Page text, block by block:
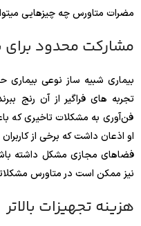
مضرات متاورس چه چیزهایی
مشارکت محدود برای
بیماری شبیه ساز نوعی بیماری
فن‌آوری به مشکلات تاخیری که
او اذعان داشت که برخی از
فضاهای مجازی مشکل داشته
نیز ممکن است در متاورس
هزینه تجهیزات بالاتر